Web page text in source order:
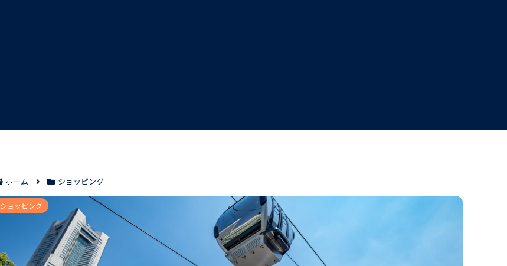
ホーム ショッピング
神奈川でイノベーター スーツケースを買える取扱店8選｜在庫確認と選び方まで迷わない！
ショッピング